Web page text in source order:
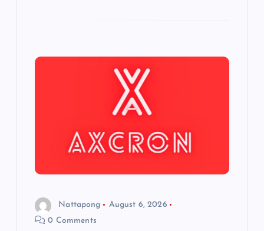
Nattapong
August 6, 2026
0 Comments